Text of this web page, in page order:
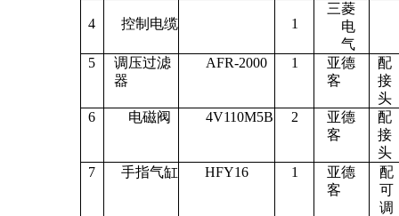
4 控制电缆 1
三菱
电
气
5
调压过滤
器
AFR-2000 1
亚德
客
配
接
头
6
电磁阀 4V110M5B 2
亚德
客
配
接
头
7
手指气缸 HFY16 1
亚德
客
配
可
调